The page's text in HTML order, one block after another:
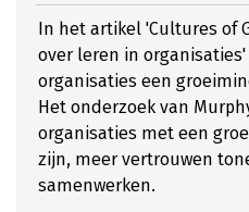
In het artikel 'Cultures of
over leren in
organisaties een
Het onderzoek van
organisaties met een
zijn, meer vertrouwen
samenwerken.